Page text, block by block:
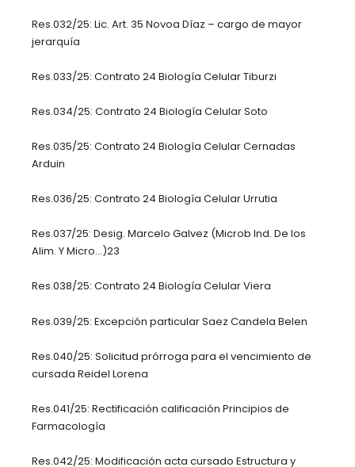
Res.032/25: Lic. Art. 35 Novoa Díaz – cargo de mayor
jerarquía
Res.033/25: Contrato 24 Biología Celular Tiburzi
Res.034/25: Contrato 24 Biología Celular Soto
Res.035/25: Contrato 24 Biología Celular Cernadas
Arduin
Res.036/25: Contrato 24 Biología Celular Urrutia
Res.037/25: Desig. Marcelo Galvez (Microb Ind. De los
Alim. Y Micro…)23
Res.038/25: Contrato 24 Biología Celular Viera
Res.039/25: Excepción particular Saez Candela Belen
Res.040/25: Solicitud prórroga para el vencimiento de
cursada Reidel Lorena
Res.041/25: Rectificación calificación Principios de
Farmacología
Res.042/25: Modificación acta cursado Estructura y